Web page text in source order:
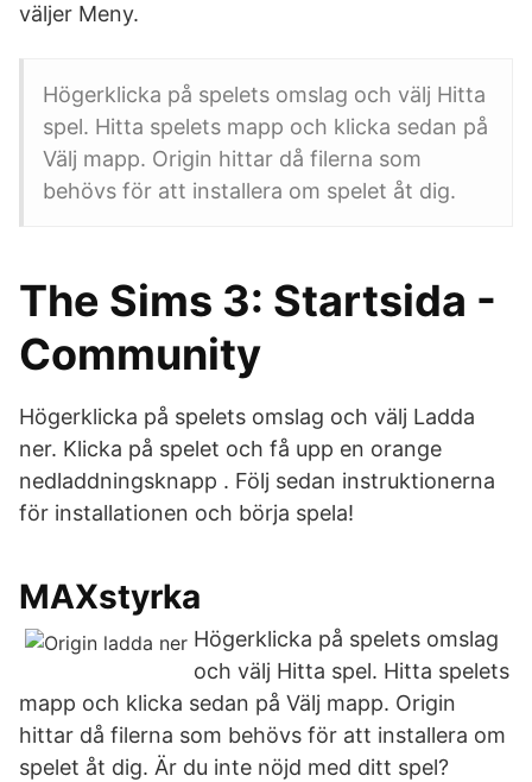
väljer Meny.
Högerklicka på spelets omslag och välj Hitta
spel. Hitta spelets mapp och klicka sedan på
Välj mapp. Origin hittar då filerna som
behövs för att installera om spelet åt dig.
The Sims 3: Startsida -
Community
Högerklicka på spelets omslag och välj Ladda
ner. Klicka på spelet och få upp en orange
nedladdningsknapp . Följ sedan instruktionerna
för installationen och börja spela!
MAXstyrka
Högerklicka på spelets omslag
och välj Hitta spel. Hitta spelets
mapp och klicka sedan på Välj mapp. Origin
hittar då filerna som behövs för att installera om
spelet åt dig. Är du inte nöjd med ditt spel?